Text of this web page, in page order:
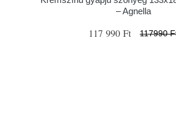
– Agnella
117 990 Ft 117990